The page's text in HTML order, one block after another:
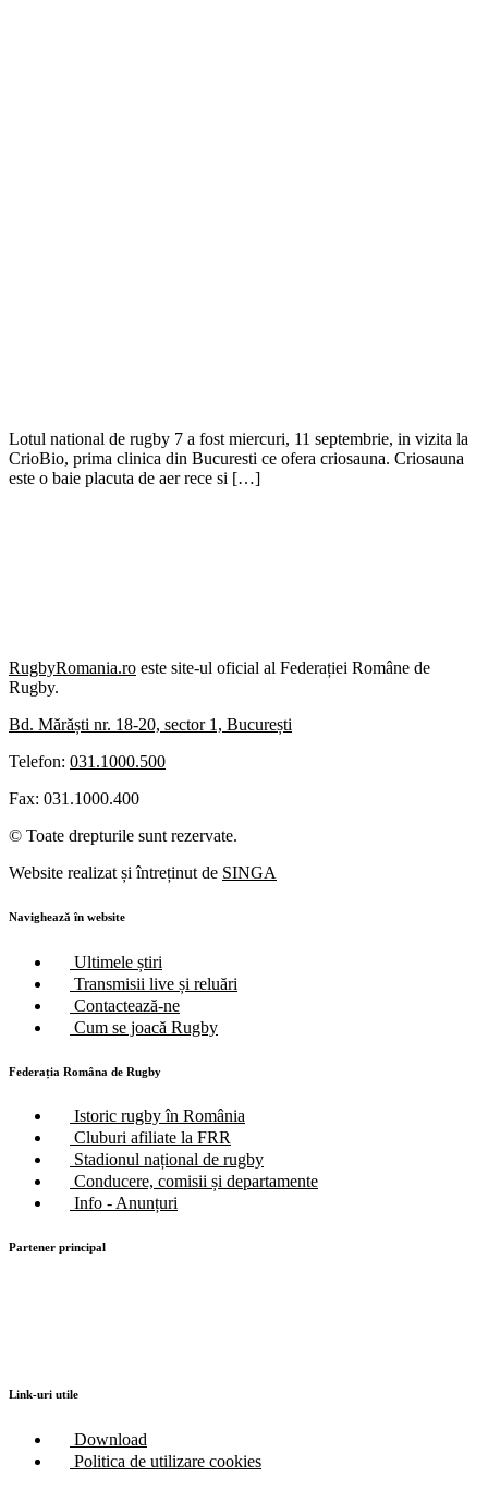
Lotul national de rugby 7 a fost miercuri, 11 septembrie, in vizita la
CrioBio, prima clinica din Bucuresti ce ofera criosauna. Criosauna
este o baie placuta de aer rece si […]
RugbyRomania.ro este site-ul oficial al Federației Române de
Rugby.
Bd. Mărăști nr. 18-20, sector 1, București
Telefon: 031.1000.500
Fax: 031.1000.400
© Toate drepturile sunt rezervate.
Website realizat și întreținut de SINGA
Navighează în website
Ultimele știri
Transmisii live și reluări
Contactează-ne
Cum se joacă Rugby
Federația Româna de Rugby
Istoric rugby în România
Cluburi afiliate la FRR
Stadionul național de rugby
Conducere, comisii și departamente
Info - Anunțuri
Partener principal
Link-uri utile
Download
Politica de utilizare cookies